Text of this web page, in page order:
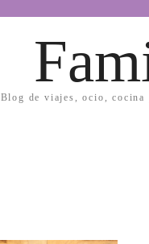
Blog de viajes, ocio,